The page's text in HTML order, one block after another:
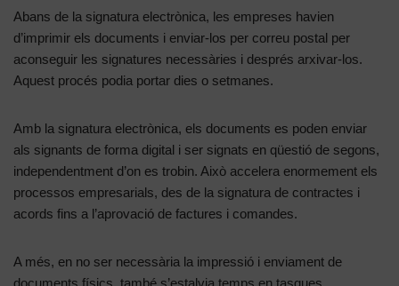
Abans de la signatura electrònica, les empreses havien
d’imprimir els documents i enviar-los per correu postal per
aconseguir les signatures necessàries i després arxivar-los.
Aquest procés podia portar dies o setmanes.
Amb la signatura electrònica, els documents es poden enviar
als signants de forma digital i ser signats en qüestió de segons,
independentment d’on es trobin. Això accelera enormement els
processos empresarials, des de la signatura de contractes i
acords fins a l’aprovació de factures i comandes.
A més, en no ser necessària la impressió i enviament de
documents físics, també s’estalvia temps en tasques